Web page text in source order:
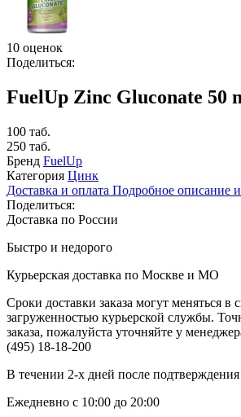
10 оценок
Поделиться:
FuelUp Zinc Gluconate 50
100 таб.
250 таб.
Бренд FuelUp
Категория Цинк
Доставка и оплата Подробное описание и
Поделиться:
Доставка по России
Быстро и недорого
Курьерская доставка по Москве и МО
Сроки доставки заказа могут меняться в
загруженностью курьерской службы.
заказа, пожалуйста уточняйте у
(495) 18-18-200
В течении 2-х дней после подтверждения
Ежедневно с 10:00 до 20:00